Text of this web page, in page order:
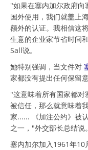
"如果在塞内加尔政府
国外使用，我们就盖上
额外的认证。我相信这
生意的企业家节省时间
Sall说。
她特别强调，当文件对
家都没有提出任何保留意
"这意味着所有国家都
被信任，那么就意味着
家...... 《加注公约》被
之一，"外交部长总结说。
塞内加尔加入1961年10